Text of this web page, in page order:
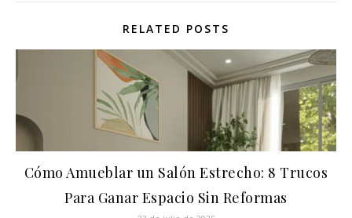
RELATED POSTS
Cómo Amueblar un Salón Estrecho: 8 Trucos
Para Ganar Espacio Sin Reformas